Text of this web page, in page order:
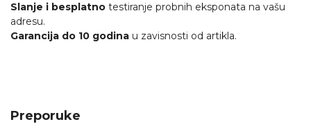
Slanje i besplatno testiranje probnih eksponata na vašu
adresu.
Garancija do 10 godina u zavisnosti od artikla.
Preporuke